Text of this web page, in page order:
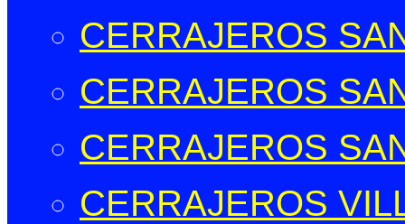
CERRAJEROS
CERRAJEROS
CERRAJEROS
CERRAJEROS